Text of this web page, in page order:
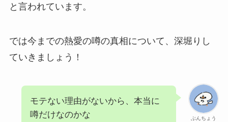
と言われています。
では今までの熱愛の噂の真相について、深堀りし
ていきましょう！
ぶんちょう
モテない理由がないから、本当に
噂だけなのかな